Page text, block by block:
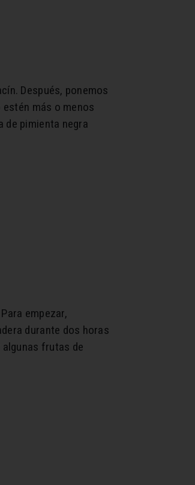
Después, ponemos
más o menos
de pimienta negra
empezar,
durante dos horas
frutas de